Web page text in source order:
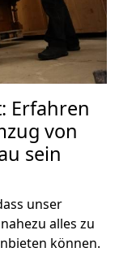
Erfahren
von
sein
unser
alles zu
können.